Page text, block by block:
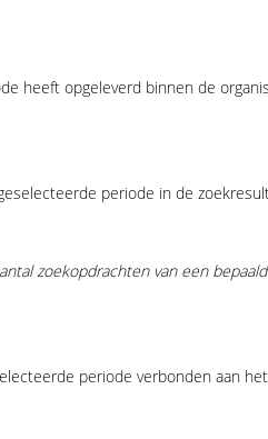
heeft opgeleverd binnen de
periode in de
zoekopdrachten van een bepaald
periode verbonden aan het